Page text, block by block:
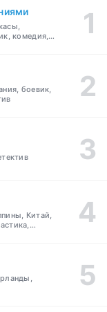
комедия,
боевик,
Китай,